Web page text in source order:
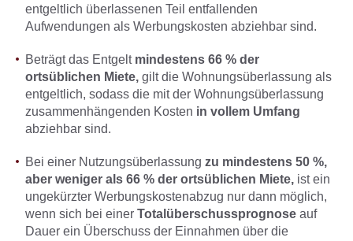
entgeltlich überlassenen Teil entfallenden
Aufwendungen als Werbungskosten abziehbar sind.
Beträgt das Entgelt mindestens 66 % der
ortsüblichen Miete,gilt die Wohnungsüberlassung als
entgeltlich, sodass die mit der Wohnungsüberlassung
zusammenhängenden Kosten in vollem Umfang
abziehbar sind.
Bei einer Nutzungsüberlassung zu mindestens 50 %,
aber weniger als 66 % der ortsüblichen Miete,ist ein
ungekürzter Werbungskostenabzug nur dann möglich,
wenn sich bei einer Totalüberschussprognoseauf
Dauer ein Überschuss der Einnahmen über die